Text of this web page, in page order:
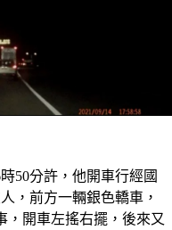
50分許，他開車行經國
，前方一輛銀色轎車，
，開車左搖右擺，後來又